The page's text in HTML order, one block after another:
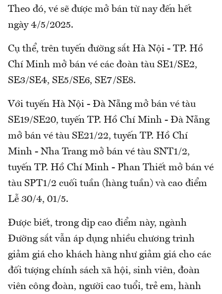
Theo đó, vé sẽ được mở bán từ nay đến hết
ngày 4/5/2025.
Cụ thể, trên tuyến đường sắt Hà Nội - TP. Hồ
Chí Minh mở bán vé các đoàn tàu SE1/SE2,
SE3/SE4, SE5/SE6, SE7/SE8.
Với tuyến Hà Nội - Đà Nẵng mở bán vé tàu
SE19/SE20, tuyến TP. Hồ Chí Minh - Đà Nẵng
mở bán vé tàu SE21/22, tuyến TP. Hồ Chí
Minh - Nha Trang mở bán vé tàu SNT1/2,
tuyến TP. Hồ Chí Minh - Phan Thiết mở bán vé
tàu SPT1/2 cuối tuần (hàng tuần) và cao điểm
Lễ 30/4, 01/5.
Được biết, trong dịp cao điểm này, ngành
Đường sắt vẫn áp dụng nhiều chương trình
giảm giá cho khách hàng như giảm giá cho các
đối tượng chính sách xã hội, sinh viên, đoàn
viên công đoàn, người cao tuổi, trẻ em, hành